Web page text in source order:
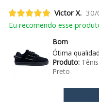
Victor X. 30/
Eu recomendo esse
Bom
Ótima
Produto:Tênis
Preto